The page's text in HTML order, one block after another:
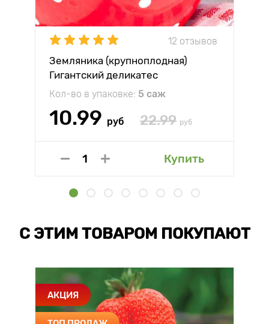
12 отзывов
Земляника (крупноплодная)
Гигантский деликатес
Кол-во в упаковке: 5 саж
10.99 руб 22.99 руб
Купить
С ЭТИМ ТОВАРОМ ПОКУПАЮТ
АКЦИЯ